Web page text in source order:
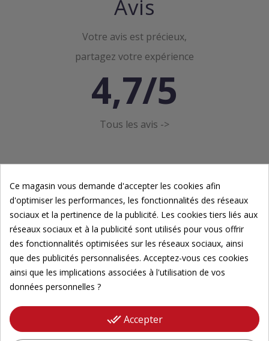
Avis
Votre avis est précieux,
partagez votre expérience
4,7/5
Tous les avis ->
Newsletter
Inscrivez-vous à notre newsletter pour suivre nos
actualités.
Veuillez renseigner votre adresse email pour
vous inscrire
Ce magasin vous demande d'accepter les cookies afin
d'optimiser les performances, les fonctionnalités des réseaux
sociaux et la pertinence de la publicité. Les cookies tiers liés aux
réseaux sociaux et à la publicité sont utilisés pour vous offrir
des fonctionnalités optimisées sur les réseaux sociaux, ainsi
que des publicités personnalisées. Acceptez-vous ces cookies
ainsi que les implications associées à l'utilisation de vos
données personnelles ?
done_all Accepter